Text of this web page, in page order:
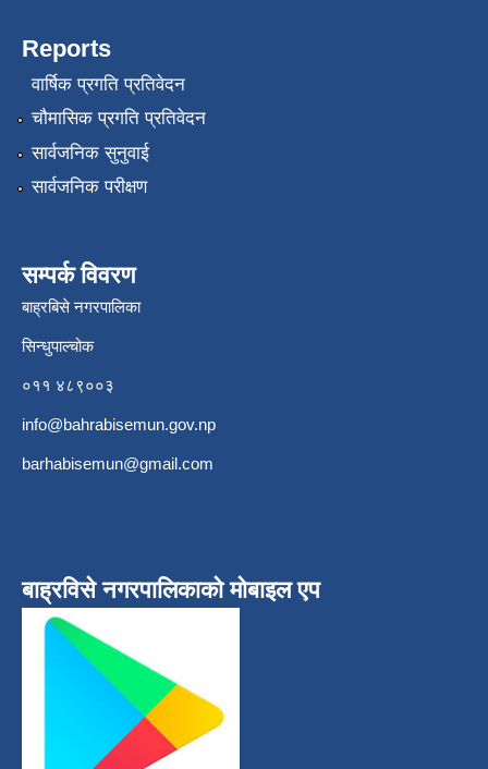
Reports
वार्षिक प्रगति प्रतिवेदन
चौमासिक प्रगति प्रतिवेदन
सार्वजनिक सुनुवाई
सार्वजनिक परीक्षण
सम्पर्क विवरण
बाह्रबिसे नगरपालिका
सिन्धुपाल्चोक
०११ ४८९००३
info@bahrabisemun.gov.np
barhabisemun@gmail.com
बाह्रविसे नगरपालिकाकाे माेबाइल एप